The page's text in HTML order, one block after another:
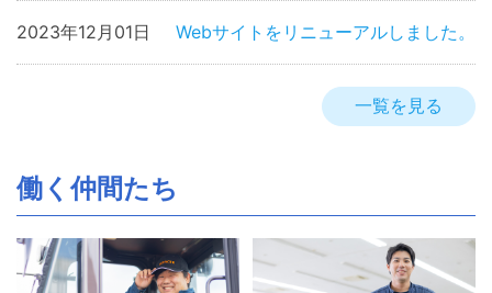
Webサイトをリニューアルしました。
2023年12月01日
一覧を見る
働く仲間たち